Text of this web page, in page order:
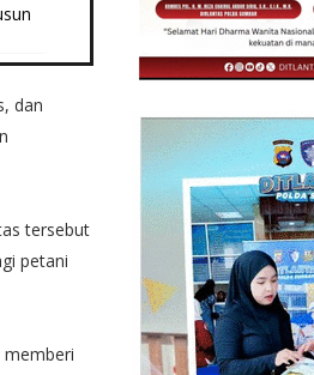
dan
tersebut
petani
memberi